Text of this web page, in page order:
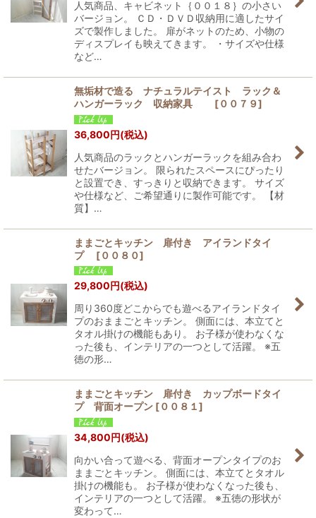
人気商品、キャビネット｛００１８｝の小さい
バージョン。 ＣＤ・ＤＶＤ収納用に適したサイ
ズで製作しました。 扉がネットのため、小物の
ディスプレイも映えてきます。 ・サイズや仕様
など…
無垢材で造る ナチュラルテイスト ラック＆
ハンガーラック 収納家具
[００７９]
36,800円(税込)
人気商品のラックとハンガーラックを組み合わ
せたバージョン。 限られたスペースにぴったり
と設置でき、すっきりと収納できます。 サイズ
や仕様など、ご希望通りに製作可能です。 【材
質】…
ままごとキッチン 扉付き アイランドタイ
プ
[００８０]
29,800円(税込)
周り360度どこからでも遊べるアイランドタイ
プのおままごとキッチン。 側面には、本立てと
タオル掛けの機能もあり。 お子様が使わなくな
った後も、インテリアの一つとして活躍。 ※五
徳の形…
ままごとキッチン 扉付き カップボードタイ
プ 背面オープン [００８１]
34,800円(税込)
向かい合って遊べる、背面オープンタイプのお
ままごとキッチン。 側面には、本立てとタオル
掛けの機能も。 お子様が使わなくなった後も、
インテリアの一つとして活躍。 ※五徳の形状が
変わって…